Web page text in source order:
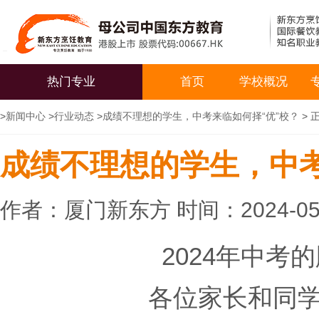
热门专业 首页 学校概况
>新闻中心 >行业动态 >成绩不理想的学生，中考来临如何择“优”校？ >
成绩不理想的学生，中
作者：厦门新东方 时间：2024-
2024年中考
各位家长和同